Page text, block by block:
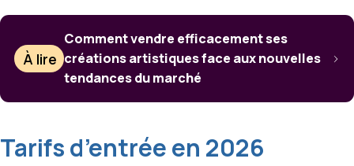
À lire
Comment vendre efficacement ses
créations artistiques face aux nouvelles
tendances du marché
Tarifs d’entrée en 2026